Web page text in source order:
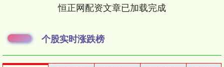
恒正网配资文章已加载完成
个股实时涨跌榜